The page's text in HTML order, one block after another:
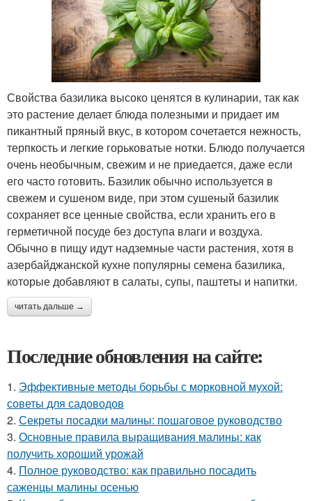
Свойства базилика высоко ценятся в кулинарии, так как
это растение делает блюда полезными и придает им
пикантный пряный вкус, в котором сочетается нежность,
терпкость и легкие горьковатые нотки. Блюдо получается
очень необычным, свежим и не приедается, даже если
его часто готовить. Базилик обычно используется в
свежем и сушеном виде, при этом сушеный базилик
сохраняет все ценные свойства, если хранить его в
герметичной посуде без доступа влаги и воздуха.
Обычно в пищу идут надземные части растения, хотя в
азербайджанской кухне популярны семена базилика,
которые добавляют в салаты, супы, паштеты и напитки.
читать дальше →
Последние обновления на сайте:
1. Эффективные методы борьбы с морковной мухой:
советы для садоводов
2. Секреты посадки малины: пошаговое руководство
3. Основные правила выращивания малины: как
получить хороший урожай
4. Полное руководство: как правильно посадить
саженцы малины осенью